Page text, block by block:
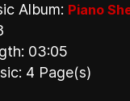
Album: Piano
03:05
4 Page(s)